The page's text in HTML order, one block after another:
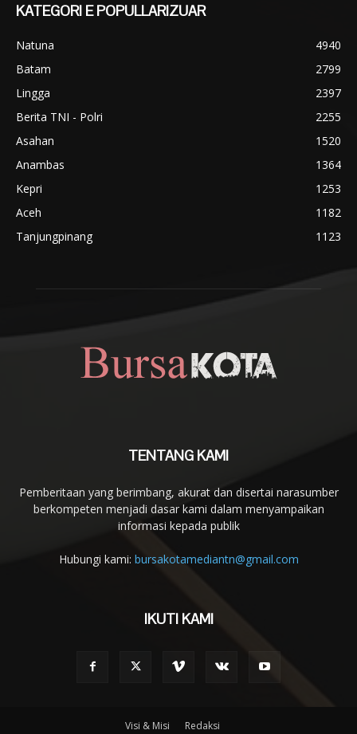
KATEGORI E POPULLARIZUAR
Natuna
4940
Batam
2799
Lingga
2397
Berita TNI - Polri
2255
Asahan
1520
Anambas
1364
Kepri
1253
Aceh
1182
Tanjungpinang
1123
TENTANG KAMI
Pemberitaan yang berimbang, akurat dan disertai narasumber
berkompeten menjadi dasar kami dalam menyampaikan
informasi kepada publik
Hubungi kami: bursakotamediantn@gmail.com
IKUTI KAMI
Visi & Misi Redaksi